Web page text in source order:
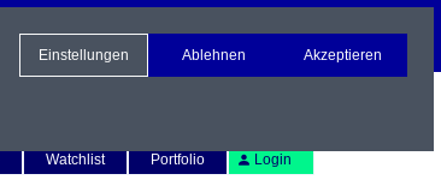
Watchlist Portfolio Login
Einstellungen Ablehnen Akzeptieren